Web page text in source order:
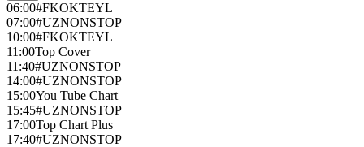
06:00#FKOKTEYL
07:00#UZNONSTOP
10:00#FKOKTEYL
11:00Top Cover
11:40#UZNONSTOP
14:00#UZNONSTOP
15:00You Tube Chart
15:45#UZNONSTOP
17:00Top Chart Plus
17:40#UZNONSTOP